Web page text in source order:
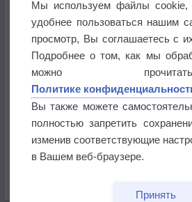
историю
В Центральной России
Дневная температура
+51°
Европейские столицы
Впервые за 155 лет в
Мы используем файлы
удобнее пользоваться нашим
просмотр, Вы соглашаетесь с
Подробнее о том, как мы
можно
Политике
Вы также можете
полностью запретить
изменив соответствующие
в Вашем веб-браузере.
Принять